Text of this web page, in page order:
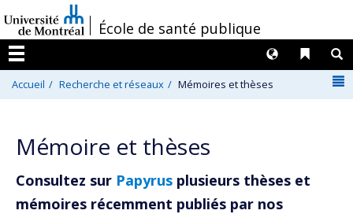
au
contenu
/École de santé publique
Menu
Liens
Langues
Accueil Recherche et réseaux Mémoires et thèses
Mémoire et thèses
Consultez sur Papyrus plusieurs thèses et
mémoires récemment publiés par nos